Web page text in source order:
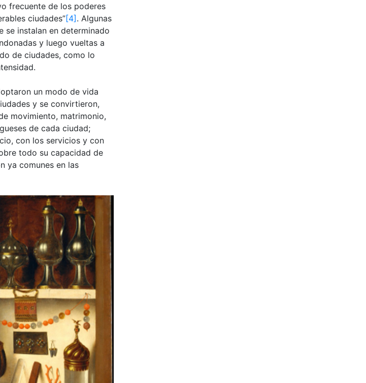
frecuente de los poderes
ciudades”[4]. Algunas
se instalan en determinado
y luego vueltas a
de ciudades, como lo
un modo de vida
y se convirtieron,
movimiento, matrimonio,
de cada ciudad;
con los servicios y con
todo su capacidad de
ya comunes en las